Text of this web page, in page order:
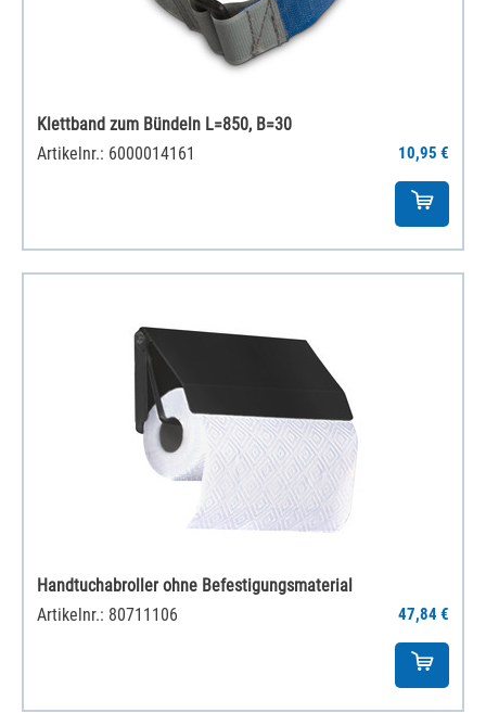
Klettband zum Bündeln L=850, B=30
Artikelnr.: 6000014161
10,95 €
Handtuchabroller ohne Befestigungsmaterial
Artikelnr.: 80711106
47,84 €